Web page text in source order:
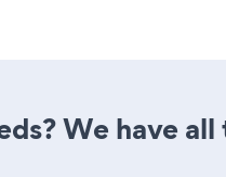
We have all